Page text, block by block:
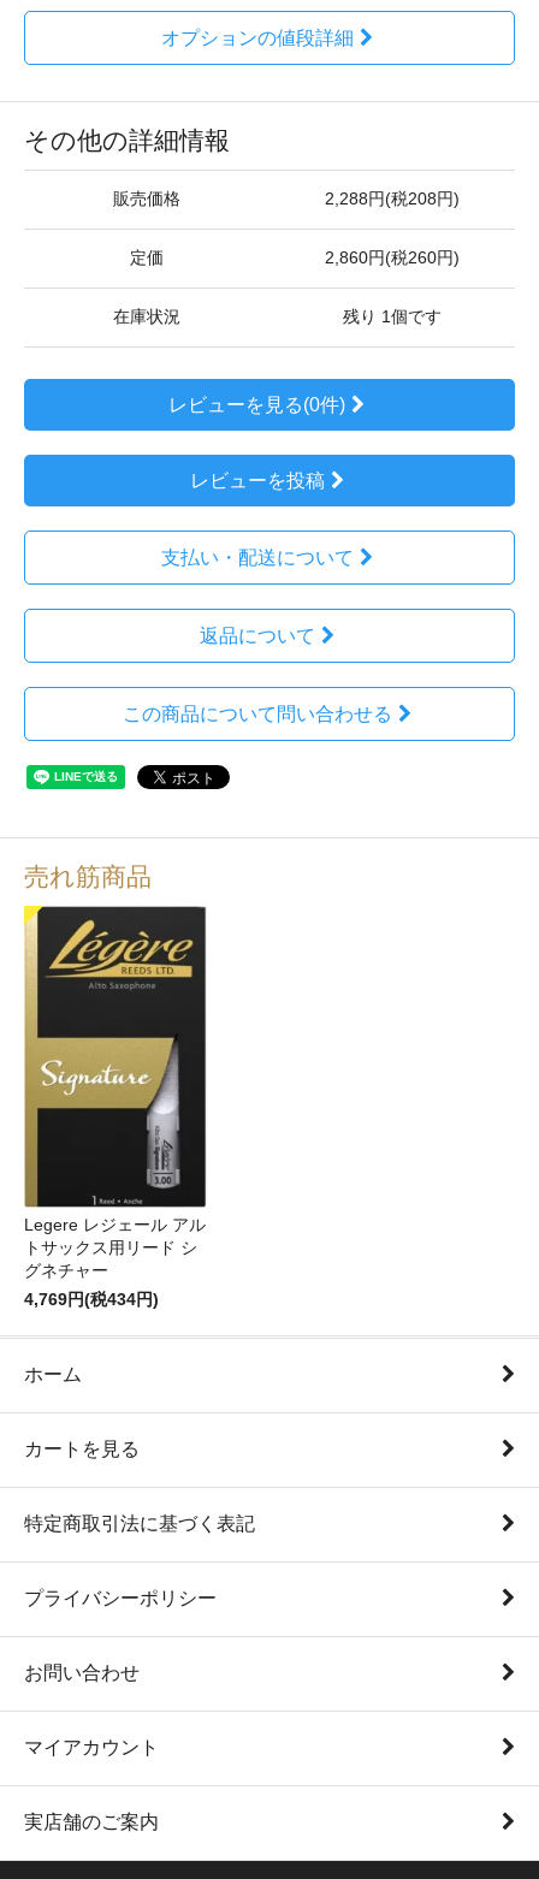
オプションの値段詳細
その他の詳細情報
販売価格 2,288円(税208円)
定価 2,860円(税260円)
在庫状況 残り 1個です
レビューを見る(0件)
レビューを投稿
支払い・配送について
返品について
この商品について問い合わせる
売れ筋商品
Legere レジェール アル
トサックス用リード シ
グネチャー
4,769円(税434円)
ホーム
カートを見る
特定商取引法に基づく表記
プライバシーポリシー
お問い合わせ
マイアカウント
実店舗のご案内